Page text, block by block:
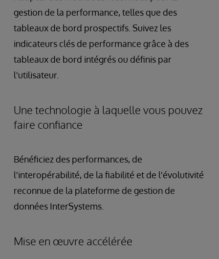
gestion de la performance, telles que des
tableaux de bord prospectifs. Suivez les
indicateurs clés de performance grâce à des
tableaux de bord intégrés ou définis par
l'utilisateur.
Une technologie à laquelle vous pouvez
faire confiance
Bénéficiez des performances, de
l'interopérabilité, de la fiabilité et de l'évolutivité
reconnue de la plateforme de gestion de
données InterSystems.
Mise en œuvre accélérée